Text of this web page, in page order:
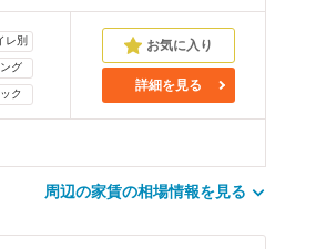
レ別
グ
ク
詳細を見る
周辺の家賃の相場情報を見る